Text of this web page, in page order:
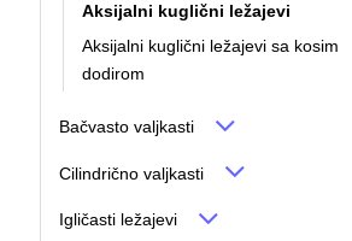
Aksijalni kuglični ležajevi
Aksijalni kuglični ležajevi sa kosim
dodirom
Bačvasto valjkasti
Cilindrično valjkasti
Igličasti ležajevi